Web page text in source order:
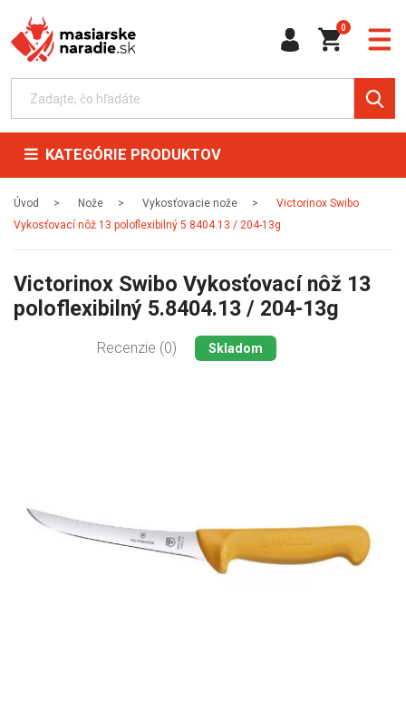
0
KATEGÓRIE PRODUKTOV
Úvod Nože Vykosťovacie nože
Victorinox Swibo
Vykosťovací nôž 13 poloflexibilný 5.8404.13 / 204-13g
Victorinox Swibo Vykosťovací nôž 13
poloflexibilný 5.8404.13 / 204-13g
Recenzie (0) Skladom